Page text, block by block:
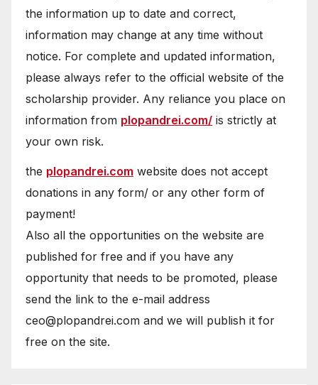
the information up to date and correct,
information may change at any time without
notice. For complete and updated information,
please always refer to the official website of the
scholarship provider. Any reliance you place on
information from plopandrei.com/ is strictly at
your own risk.
the plopandrei.com website does not accept
donations in any form/ or any other form of
payment!
Also all the opportunities on the website are
published for free and if you have any
opportunity that needs to be promoted, please
send the link to the e-mail address
ceo@plopandrei.com and we will publish it for
free on the site.